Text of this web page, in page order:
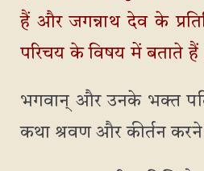
हैं और जगन्नाथ देव के
परिचय के विषय में बताते
भगवान् और उनके भक्त
कथा श्रवण और कीर्तन